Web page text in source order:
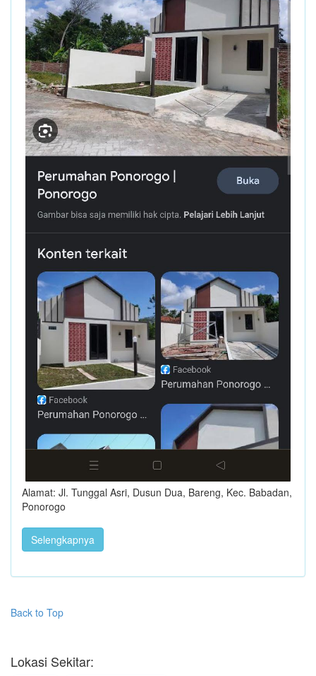
Alamat: Jl. Tunggal Asri, Dusun Dua, Bareng, Kec. Babadan,
Ponorogo
Selengkapnya
Back to Top
Lokasi Sekitar: